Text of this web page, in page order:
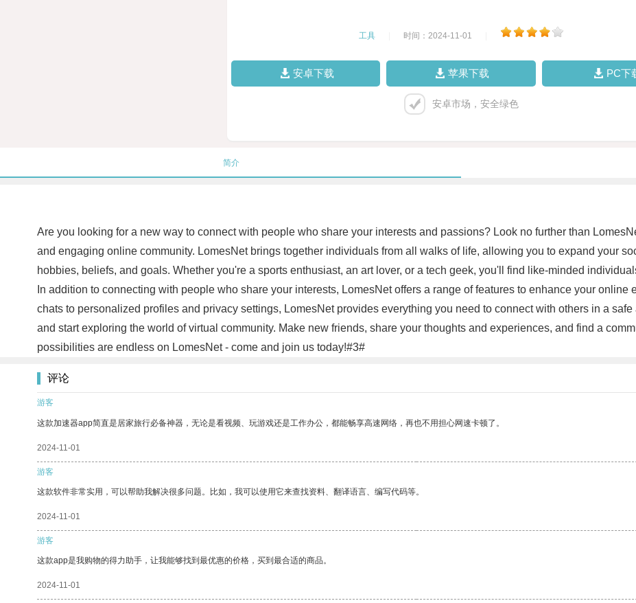
工具 时间：2024-11-01
安卓下载 苹果下载 PC下
安卓市场，安全绿色
简介
Are you looking for a new way to connect with people who share your interests and passions? Look no further than
and engaging online community. LomesNet brings together individuals from all walks of life, allowing you to expand your
hobbies, beliefs, and goals. Whether you're a sports enthusiast, an art lover, or a tech geek, you'll find like-minded
In addition to connecting with people who share your interests, LomesNet offers a range of features to enhance your
chats to personalized profiles and privacy settings, LomesNet provides everything you need to connect with others in a
and start exploring the world of virtual community. Make new friends, share your thoughts and experiences, and find a
possibilities are endless on LomesNet - come and join us today!#3#
评论
游客
这款加速器app简直是居家旅行必备神器，无论是看视频、玩游戏还是工作办公，都能畅享高速网络，再也不用担心网速卡顿了。
2024-11-01
游客
这款软件非常实用，可以帮助我解决很多问题。比如，我可以使用它来查找资料、翻译语言、编写代码等。
2024-11-01
游客
这款app是我购物的得力助手，让我能够找到最优惠的价格，买到最合适的商品。
2024-11-01